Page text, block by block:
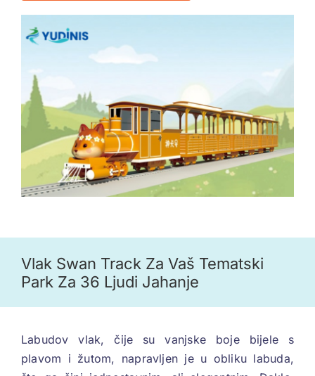
Vlak Swan Track Za Vaš Tematski
Park Za 36 Ljudi Jahanje
Labudov vlak, čije su vanjske boje bijele s
plavom i žutom, napravljen je u obliku labuda,